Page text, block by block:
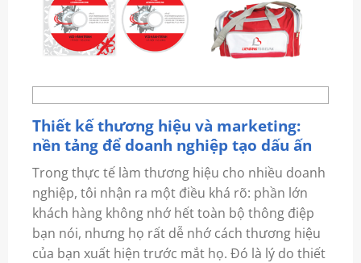
Thiết kế thương hiệu và marketing:
nền tảng để doanh nghiệp tạo dấu ấn
Trong thực tế làm thương hiệu cho nhiều doanh
nghiệp, tôi nhận ra một điều khá rõ: phần lớn
khách hàng không nhớ hết toàn bộ thông điệp
bạn nói, nhưng họ rất dễ nhớ cách thương hiệu
của bạn xuất hiện trước mắt họ. Đó là lý do thiết